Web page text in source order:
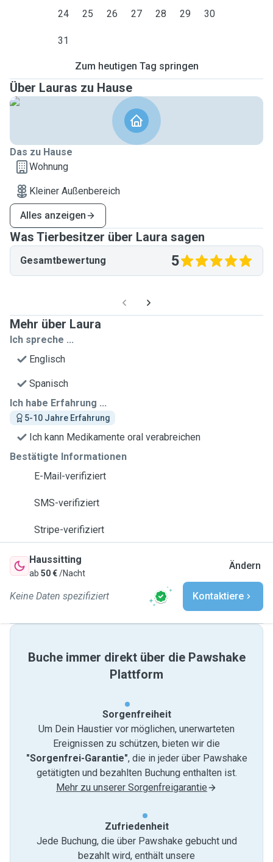
24 25 26 27 28 29 30
31
Zum heutigen Tag springen
Über Lauras zu Hause
Das zu Hause
Wohnung
Kleiner Außenbereich
Alles anzeigen
Was Tierbesitzer über Laura sagen
Gesamtbewertung 5
Mehr über Laura
Ich spreche ...
Englisch
Spanisch
Ich habe Erfahrung ...
5-10 Jahre Erfahrung
Ich kann Medikamente oral verabreichen
Bestätigte Informationen
E-Mail-verifiziert
SMS-verifiziert
Stripe-verifiziert
Haussitting
ab 50 €/Nacht
Ändern
Keine Daten spezifiziert Kontaktiere
Buche immer direkt über die Pawshake
Plattform
Sorgenfreiheit
Um Dein Haustier vor möglichen, unerwarteten
Ereignissen zu schützen, bieten wir die
"Sorgenfrei-Garantie", die in jeder über Pawshake
getätigten und bezahlten Buchung enthalten ist.
Mehr zu unserer Sorgenfreigarantie
Zufriedenheit
Jede Buchung, die über Pawshake gebucht und
bezahlt wird, enthält unsere